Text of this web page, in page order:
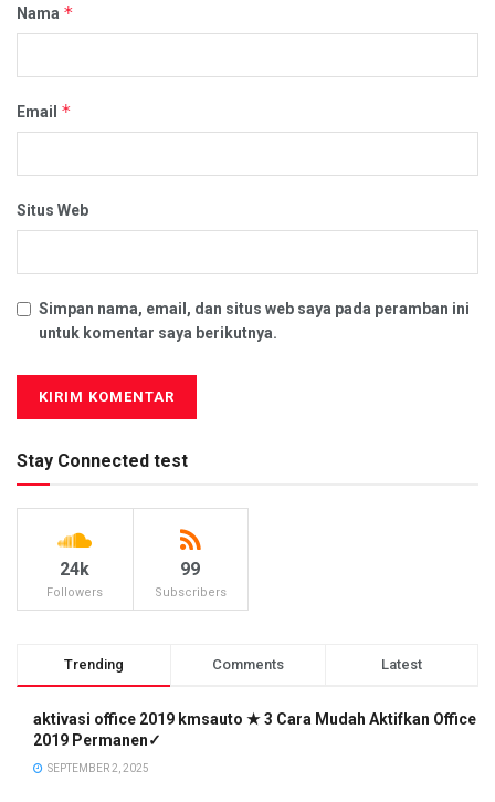
Nama *
Email *
Situs Web
Simpan nama, email, dan situs web saya pada peramban ini
untuk komentar saya berikutnya.
Stay Connected test
24k
Followers
99
Subscribers
Trending Comments Latest
aktivasi office 2019 kmsauto ★ 3 Cara Mudah Aktifkan Office
2019 Permanen✓
SEPTEMBER 2, 2025